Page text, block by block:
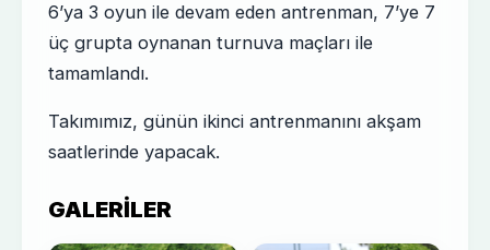
6’ya 3 oyun ile devam eden antrenman, 7’ye 7
üç grupta oynanan turnuva maçları ile
tamamlandı.
Takımımız, günün ikinci antrenmanını akşam
saatlerinde yapacak.
GALERILER